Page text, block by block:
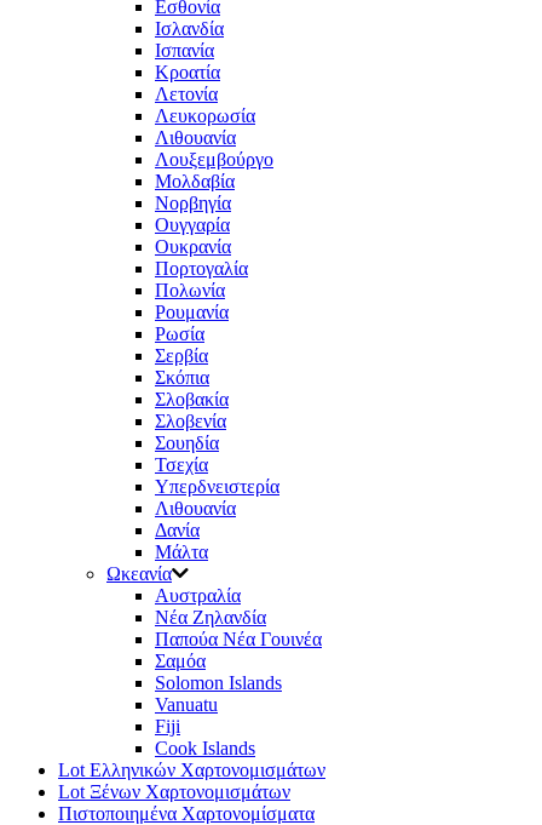
Εσθονία
Ισλανδία
Ισπανία
Κροατία
Λετονία
Λευκορωσία
Λιθουανία
Λουξεμβούργο
Μολδαβία
Νορβηγία
Ουγγαρία
Ουκρανία
Πορτογαλία
Πολωνία
Ρουμανία
Ρωσία
Σερβία
Σκόπια
Σλοβακία
Σλοβενία
Σουηδία
Τσεχία
Υπερδνειστερία
Λιθουανία
Δανία
Μάλτα
Ωκεανία
Αυστραλία
Νέα Ζηλανδία
Παπούα Νέα Γουινέα
Σαμόα
Solomon Islands
Vanuatu
Fiji
Cook Islands
Lot Ελληνικών Χαρτονομισμάτων
Lot Ξένων Χαρτονομισμάτων
Πιστοποιημένα Χαρτονομίσματα